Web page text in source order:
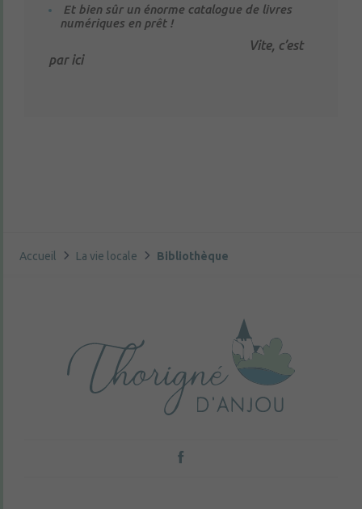
Et bien sûr un énorme catalogue de livres
numériques en prêt !
Vite, c’est
par ici
Accueil La vie locale Bibliothèque